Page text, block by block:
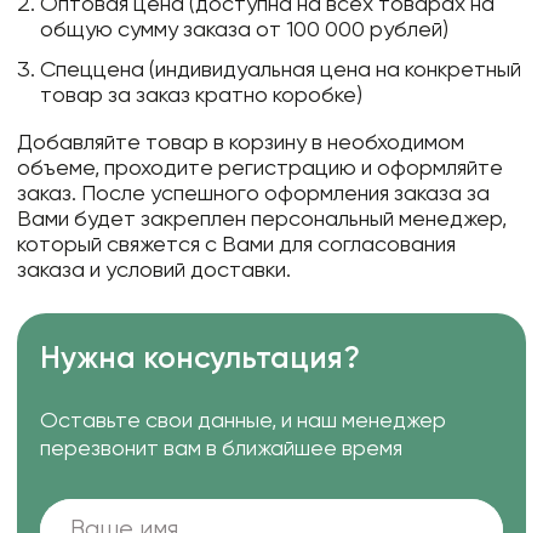
Оптовая цена (доступна на всех товарах на
общую сумму заказа от 100 000 рублей)
Спеццена (индивидуальная цена на конкретный
товар за заказ кратно коробке)
Добавляйте товар в корзину в необходимом
объеме, проходите регистрацию и оформляйте
заказ. После успешного оформления заказа за
Вами будет закреплен персональный менеджер,
который свяжется с Вами для согласования
заказа и условий доставки.
Нужна консультация?
Оставьте свои данные, и наш менеджер
перезвонит вам в ближайшее время